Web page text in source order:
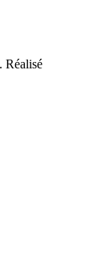
Réalisé